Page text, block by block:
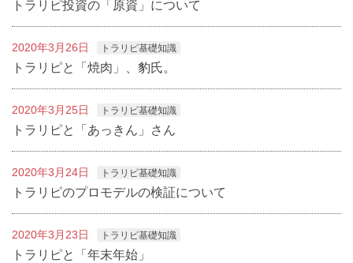
トラリピ投資の「原資」について
2020年3月26日 トラリピ基礎知識
トラリピと「焼肉」、豹氏。
2020年3月25日 トラリピ基礎知識
トラリピと「あっきん」さん
2020年3月24日 トラリピ基礎知識
トラリピのプロモデルの検証について
2020年3月23日 トラリピ基礎知識
トラリピと「年末年始」